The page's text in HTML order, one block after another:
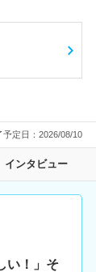
予定日：2026/08/10
インタビュー
い！」そ